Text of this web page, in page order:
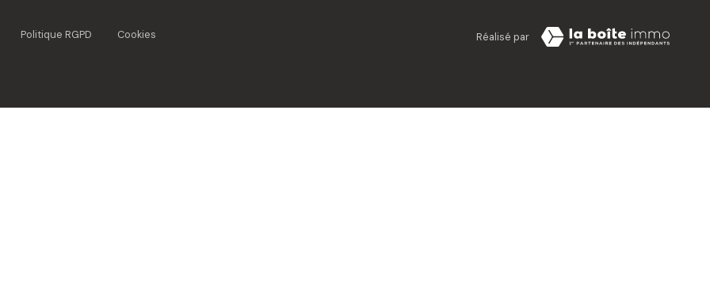
Politique RGPD Cookies Réalisé par